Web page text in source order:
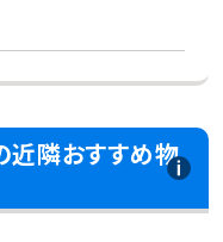
近隣おすすめ物